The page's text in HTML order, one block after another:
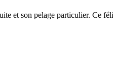
et son pelage particulier. Ce